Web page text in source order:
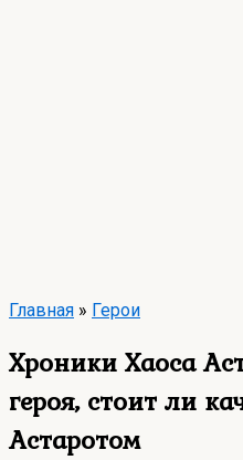
Главная » Герои
Хроники Хаоса
героя, стоит ли
Астаротом